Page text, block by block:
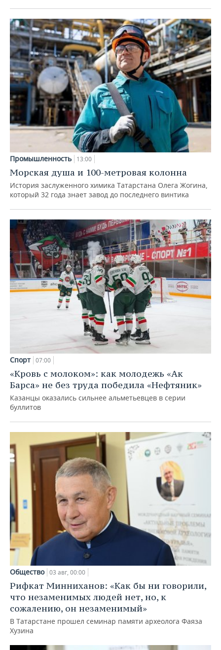
Промышленность 13:00
Морская душа и 100-метровая колонна
История заслуженного химика Татарстана Олега Жогина,
который 32 года знает завод до последнего винтика
Спорт 07:00
«Кровь с молоком»: как молодежь «Ак
Барса» не без труда победила «Нефтяник»
Казанцы оказались сильнее альметьевцев в серии
буллитов
Общество 03 авг, 00:00
Рифкат Минниханов: «Как бы ни говорили,
что незаменимых людей нет, но, к
сожалению, он незаменимый»
В Татарстане прошел семинар памяти археолога Фаяза
Хузина